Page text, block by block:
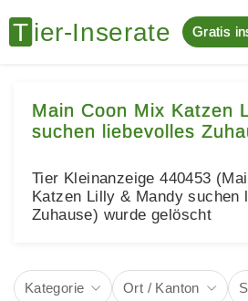
Gratis
Main Coon Mix Katzen
suchen liebevolles
Tier Kleinanzeige 440453
Katzen Lilly & Mandy suchen
Zuhause) wurde gelöscht
Kategorie Ort / Kanton